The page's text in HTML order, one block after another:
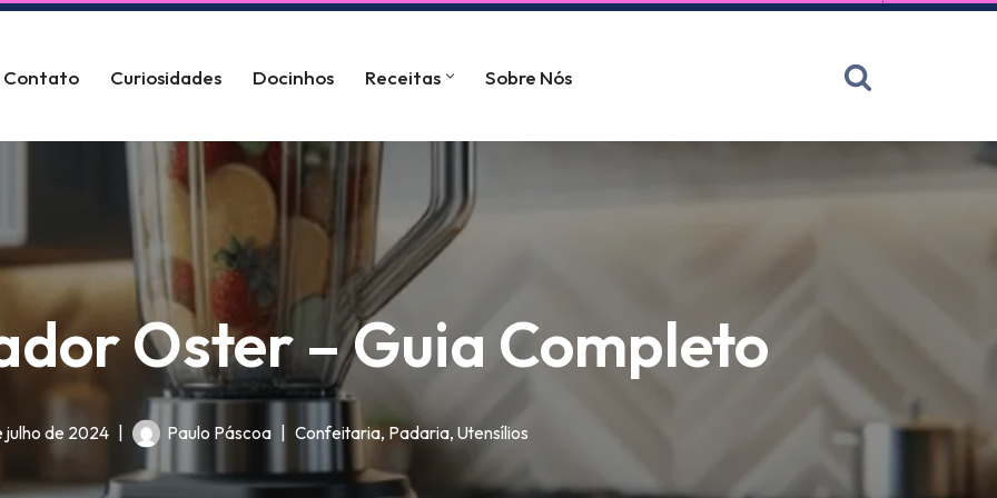
Contato Curiosidades Docinhos Receitas Sobre Nós
Oster – Guia Completo
julho de 2024 Paulo Páscoa Confeitaria, Padaria, Utensílios